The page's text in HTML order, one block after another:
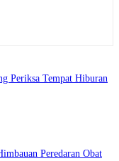
Periksa Tempat Hiburan
Peredaran Obat